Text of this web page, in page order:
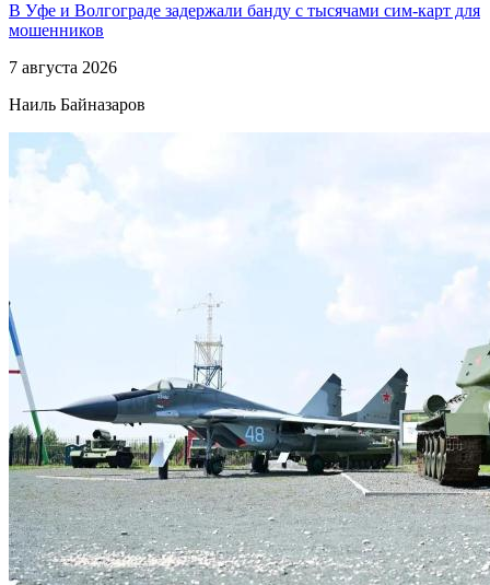
В Уфе и Волгограде задержали банду с тысячами сим-карт для
мошенников
7 августа 2026
Наиль Байназаров